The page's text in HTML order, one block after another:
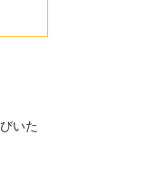
いた